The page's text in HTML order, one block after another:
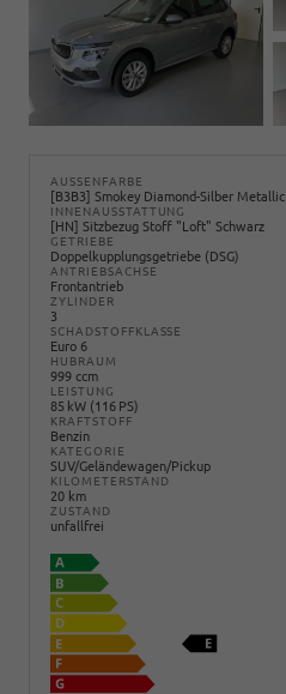
AUSSENFARBE
[B3B3] Smokey Diamond-Silber Metallic
INNENAUSSTATTUNG
[HN] Sitzbezug Stoff "Loft" Schwarz
GETRIEBE
Doppelkupplungsgetriebe (DSG)
ANTRIEBSACHSE
Frontantrieb
ZYLINDER
3
SCHADSTOFFKLASSE
Euro 6
HUBRAUM
999 ccm
LEISTUNG
85 kW (116 PS)
KRAFTSTOFF
Benzin
KATEGORIE
SUV/Geländewagen/Pickup
KILOMETERSTAND
20 km
ZUSTAND
unfallfrei